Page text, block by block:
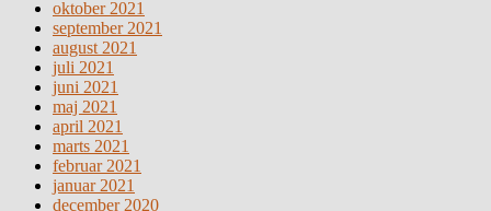
oktober 2021
september 2021
august 2021
juli 2021
juni 2021
maj 2021
april 2021
marts 2021
februar 2021
januar 2021
december 2020